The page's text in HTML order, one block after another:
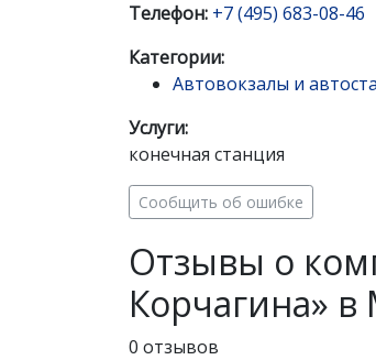
Телефон: +7 (495) 683-08-46
Категории:
Автовокзалы и
Услуги:
конечная станция
Сообщить об ошибке
Отзывы о
Корчагина» в
0 отзывов